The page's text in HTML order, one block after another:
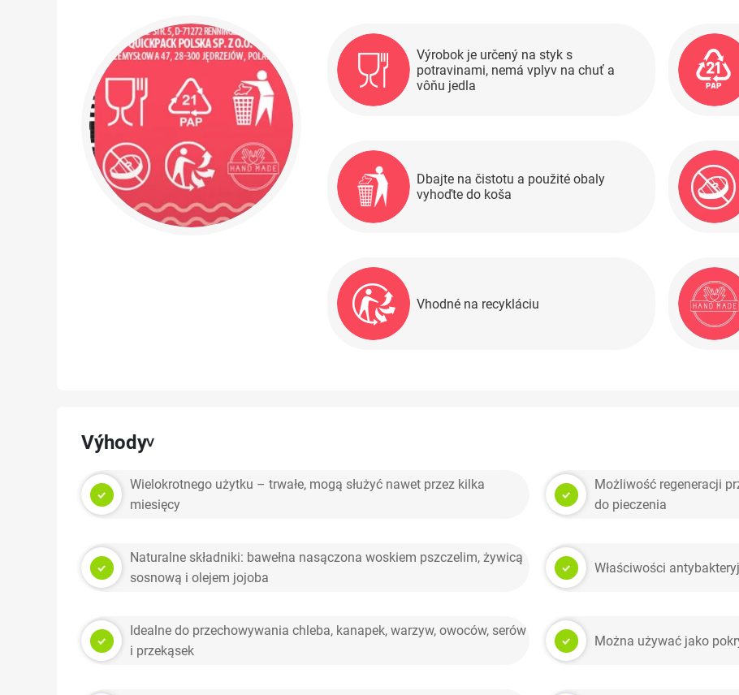
Výrobok je určený na styk s
potravinami, nemá vplyv na chuť a
vôňu jedla
Dbajte na čistotu a použité obaly
vyhoďte do koša
Vhodné na recykláciu
Výhody
Wielokrotnego użytku – trwałe, mogą służyć nawet przez kilka
miesięcy
Możliwość regeneracji
do pieczenia
Naturalne składniki: bawełna nasączona woskiem pszczelim, żywicą
sosnową i olejem jojoba
Właściwości
Idealne do przechowywania chleba, kanapek, warzyw, owoców, serów
i przekąsek
Można używać jako